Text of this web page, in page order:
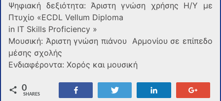
Ψηφιακή δεξιότητα: Άριστη γνώση χρήσης Η/Υ με
Πτυχίο «ΕCDL Vellum Diploma
in IT Skills Proficiency »
Μουσική: Άριστη γνώση πιάνου Αρμονίου σε επίπεδο
μέσης σχολής
Ενδιαφέροντα: Χορός και μουσική
0
SHARES